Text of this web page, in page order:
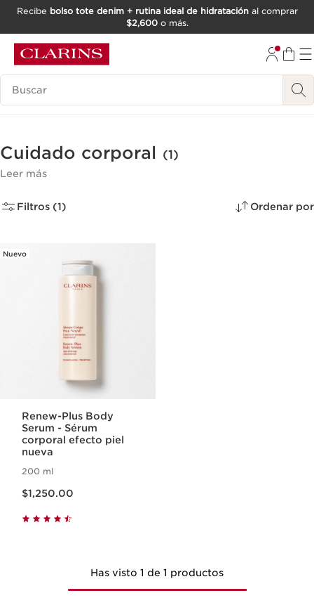
IR AL PIE DE PÁGINA
Recibe bolso tote denim + rutina ideal de hidrataciónal comprar
$2,600o más.
Buscar
Cuidado corporal (1)
Leer más
Filtros (1) Ordenar por
Nuevo
Renew-Plus Body
Serum - Sérum
corporal efecto piel
nueva
200 ml
$1,250.00
Has visto 1 de 1 productos